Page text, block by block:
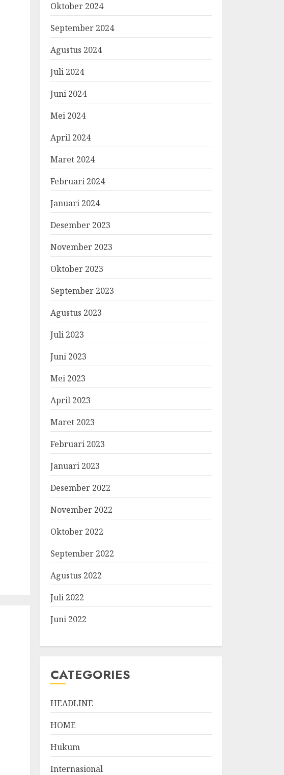
Oktober 2024
September 2024
Agustus 2024
Juli 2024
Juni 2024
Mei 2024
April 2024
Maret 2024
Februari 2024
Januari 2024
Desember 2023
November 2023
Oktober 2023
September 2023
Agustus 2023
Juli 2023
Juni 2023
Mei 2023
April 2023
Maret 2023
Februari 2023
Januari 2023
Desember 2022
November 2022
Oktober 2022
September 2022
Agustus 2022
Juli 2022
Juni 2022
CATEGORIES
HEADLINE
HOME
Hukum
Internasional